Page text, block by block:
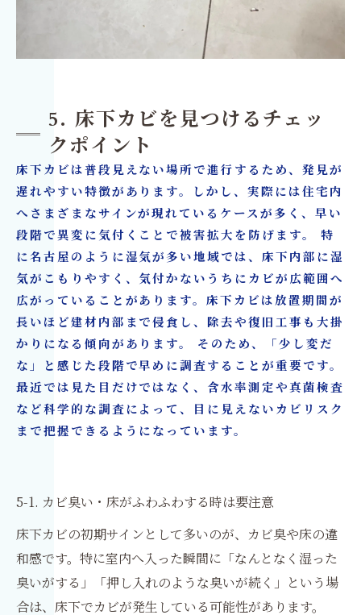
5. 床下カビを見つけるチェッ
クポイント
床下カビは普段見えない場所で進行するため、発見が
遅れやすい特徴があります。しかし、実際には住宅内
へさまざまなサインが現れているケースが多く、早い
段階で異変に気付くことで被害拡大を防げます。 特
に名古屋のように湿気が多い地域では、床下内部に湿
気がこもりやすく、気付かないうちにカビが広範囲へ
広がっていることがあります。床下カビは放置期間が
長いほど建材内部まで侵食し、除去や復旧工事も大掛
かりになる傾向があります。 そのため、「少し変だ
な」と感じた段階で早めに調査することが重要です。
最近では見た目だけではなく、含水率測定や真菌検査
など科学的な調査によって、目に見えないカビリスク
まで把握できるようになっています。
5-1. カビ臭い・床がふわふわする時は要注意
床下カビの初期サインとして多いのが、カビ臭や床の違
和感です。特に室内へ入った瞬間に「なんとなく湿った
臭いがする」「押し入れのような臭いが続く」という場
合は、床下でカビが発生している可能性があります。